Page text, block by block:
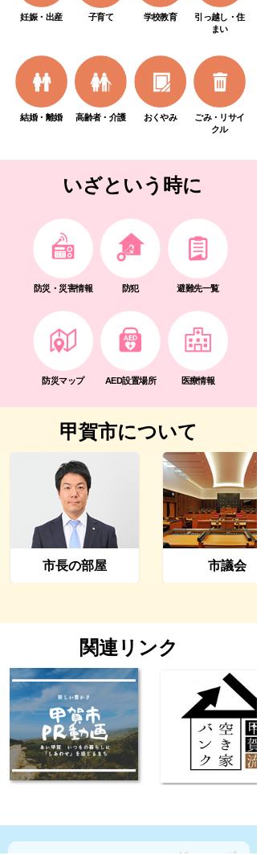
妊娠・出産 子育て 学校教育
引っ越し・住
まい
結婚・離婚 高齢者・介護 おくやみ
ごみ・リサイ
クル
いざという時に
防災・災害情報 防犯 避難先一覧
防災マップ AED設置場所 医療情報
甲賀市について
市長の部屋 市議会
関連リンク